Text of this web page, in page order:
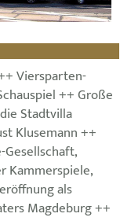
Viersparten-
++ Große
Stadtvilla
Klusemann ++
Gesellschaft,
Kammerspiele,
als
Magdeburg ++